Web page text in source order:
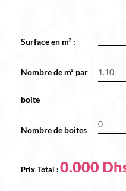
Surface en m² :
Nombre de m² par
boite
Nombre de boites
0.000